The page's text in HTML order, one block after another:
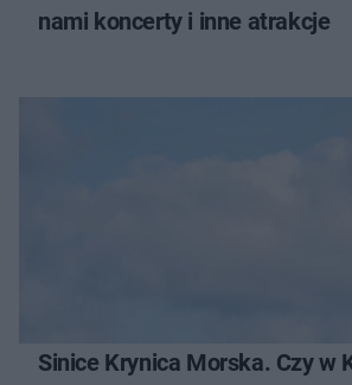
nami koncerty i inne atrakcje
Sinice Krynica Morska. Czy w